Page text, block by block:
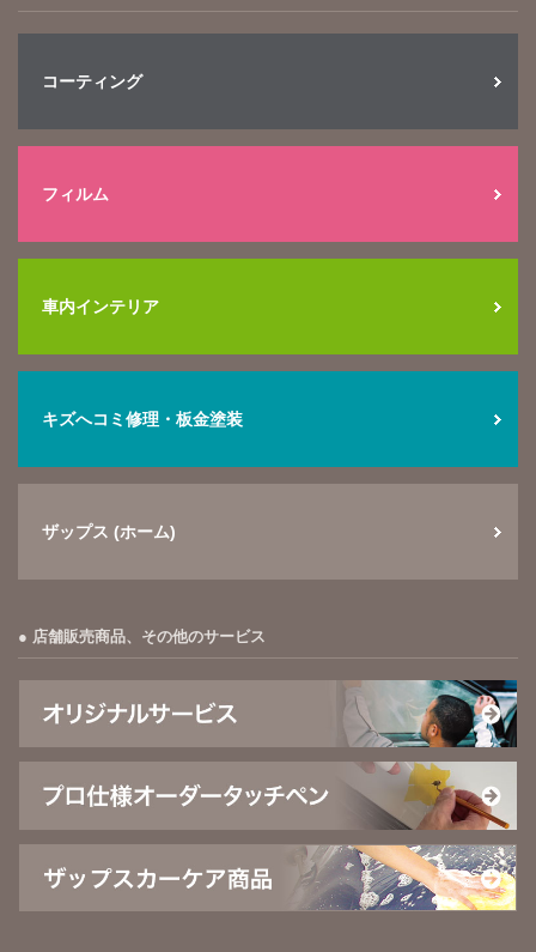
コーティング
フィルム
車内インテリア
キズへコミ修理・板金塗装
ザップス (ホーム)
店舗販売商品、その他のサービス